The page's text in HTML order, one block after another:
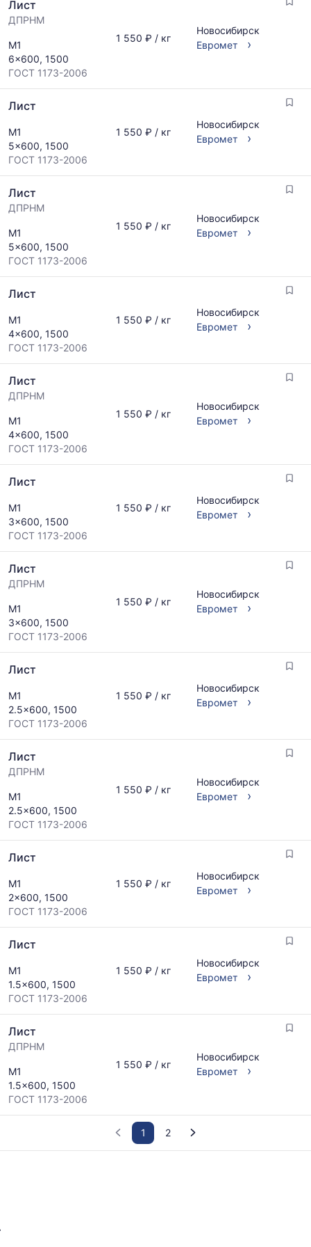
Лист
ДПРНМ
М1
6x600, 1500
ГОСТ 1173-2006
1 550 ₽ / кг
Новосибирск
Евромет
›
Лист
М1
5x600, 1500
ГОСТ 1173-2006
1 550 ₽ / кг
Новосибирск
Евромет
›
Лист
ДПРНМ
М1
5x600, 1500
ГОСТ 1173-2006
1 550 ₽ / кг
Новосибирск
Евромет
›
Лист
М1
4x600, 1500
ГОСТ 1173-2006
1 550 ₽ / кг
Новосибирск
Евромет
›
Лист
ДПРНМ
М1
4x600, 1500
ГОСТ 1173-2006
1 550 ₽ / кг
Новосибирск
Евромет
›
Лист
М1
3x600, 1500
ГОСТ 1173-2006
1 550 ₽ / кг
Новосибирск
Евромет
›
Лист
ДПРНМ
М1
3x600, 1500
ГОСТ 1173-2006
1 550 ₽ / кг
Новосибирск
Евромет
›
Лист
М1
2.5x600, 1500
ГОСТ 1173-2006
1 550 ₽ / кг
Новосибирск
Евромет
›
Лист
ДПРНМ
М1
2.5x600, 1500
ГОСТ 1173-2006
1 550 ₽ / кг
Новосибирск
Евромет
›
Лист
М1
2x600, 1500
ГОСТ 1173-2006
1 550 ₽ / кг
Новосибирск
Евромет
›
Лист
М1
1.5x600, 1500
ГОСТ 1173-2006
1 550 ₽ / кг
Новосибирск
Евромет
›
Лист
ДПРНМ
М1
1.5x600, 1500
ГОСТ 1173-2006
1 550 ₽ / кг
Новосибирск
Евромет
›
1 2